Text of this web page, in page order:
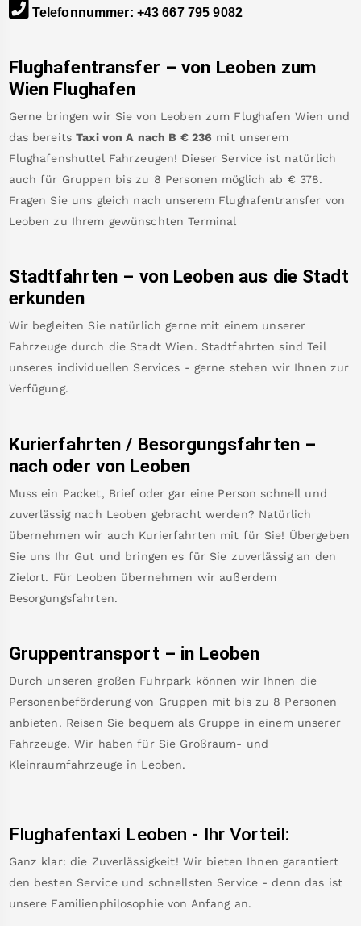
Telefonnummer: +43 667 795 9082
Flughafentransfer – von Leoben zum
Wien Flughafen
Gerne bringen wir Sie von Leoben zum Flughafen Wien und
das bereits Taxi von A nach B € 236 mit unserem
Flughafenshuttel Fahrzeugen! Dieser Service ist natürlich
auch für Gruppen bis zu 8 Personen möglich ab € 378.
Fragen Sie uns gleich nach unserem Flughafentransfer von
Leoben zu Ihrem gewünschten Terminal
Stadtfahrten – von Leoben aus die Stadt
erkunden
Wir begleiten Sie natürlich gerne mit einem unserer
Fahrzeuge durch die Stadt Wien. Stadtfahrten sind Teil
unseres individuellen Services - gerne stehen wir Ihnen zur
Verfügung.
Kurierfahrten / Besorgungsfahrten –
nach oder von Leoben
Muss ein Packet, Brief oder gar eine Person schnell und
zuverlässig nach Leoben gebracht werden? Natürlich
übernehmen wir auch Kurierfahrten mit für Sie! Übergeben
Sie uns Ihr Gut und bringen es für Sie zuverlässig an den
Zielort. Für Leoben übernehmen wir außerdem
Besorgungsfahrten.
Gruppentransport – in Leoben
Durch unseren großen Fuhrpark können wir Ihnen die
Personenbeförderung von Gruppen mit bis zu 8 Personen
anbieten. Reisen Sie bequem als Gruppe in einem unserer
Fahrzeuge. Wir haben für Sie Großraum- und
Kleinraumfahrzeuge in Leoben.
Flughafentaxi Leoben - Ihr Vorteil:
Ganz klar: die Zuverlässigkeit! Wir bieten Ihnen garantiert
den besten Service und schnellsten Service - denn das ist
unsere Familienphilosophie von Anfang an.